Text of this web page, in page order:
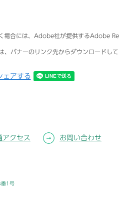
場合には、Adobe社が提供するAdobe Re
バナーのリンク先からダウンロードして
ェアする
アクセス お問い合わせ
1号